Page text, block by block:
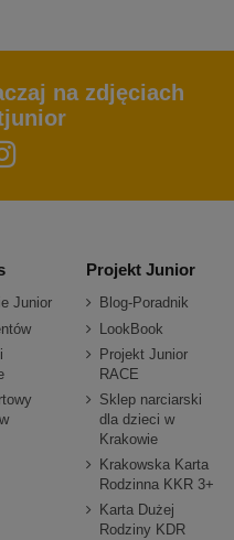
na zdjęciach
Junior
Projekt Junior
Blog-Poradnik
LookBook
Projekt Junior
RACE
Sklep narciarski
dla dzieci w
Krakowie
Krakowska Karta
Rodzinna KKR 3+
Karta Dużej
Rodziny KDR